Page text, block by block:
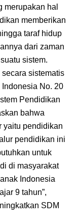
merupakan hal
memberikan
taraf hidup
dari zaman
sistem.
sistematis
No. 20
Pendidikan
bahwa
yaitu pendidikan
pendidikan ini
untuk
di masyarakat
Indonesia
9 tahun”,
SDM